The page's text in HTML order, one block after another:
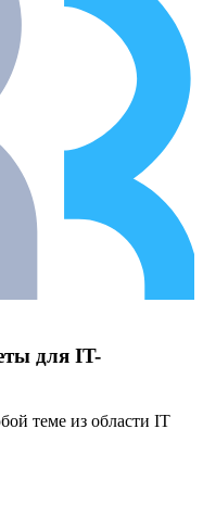
для IT-
теме из области IT